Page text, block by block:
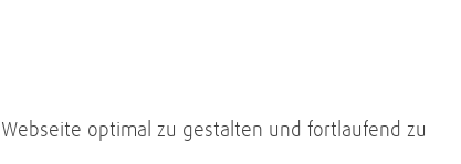
optimal zu gestalten und fortlaufend zu
zuhören und unterschiedliche
Basis.